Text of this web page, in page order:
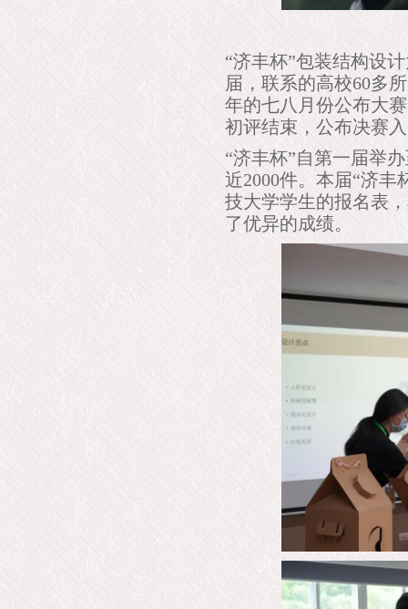
“济丰杯”包装结构设
届，联系的高校60多
年的七八月份公布大
初评结束，公布决赛
“济丰杯”自第一届举
近2000件。本届“济丰
技大学学生的报名表
了优异的成绩。